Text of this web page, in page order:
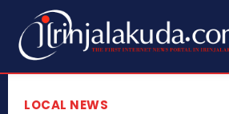
LOCAL NEWS